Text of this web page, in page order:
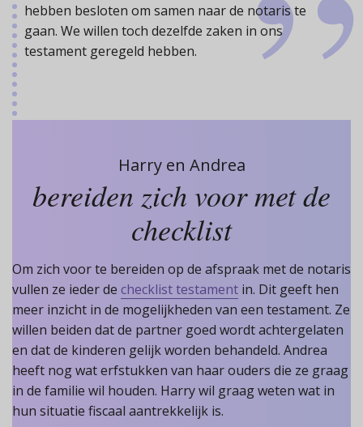
hebben besloten om samen naar de notaris te
gaan. We willen toch dezelfde zaken in ons
testament geregeld hebben.
Harry en Andrea
bereiden zich voor met de
checklist
Om zich voor te bereiden op de afspraak met de notaris
vullen ze ieder de checklist testament in. Dit geeft hen
meer inzicht in de mogelijkheden van een testament. Ze
willen beiden dat de partner goed wordt achtergelaten
en dat de kinderen gelijk worden behandeld. Andrea
heeft nog wat erfstukken van haar ouders die ze graag
in de familie wil houden. Harry wil graag weten wat in
hun situatie fiscaal aantrekkelijk is.